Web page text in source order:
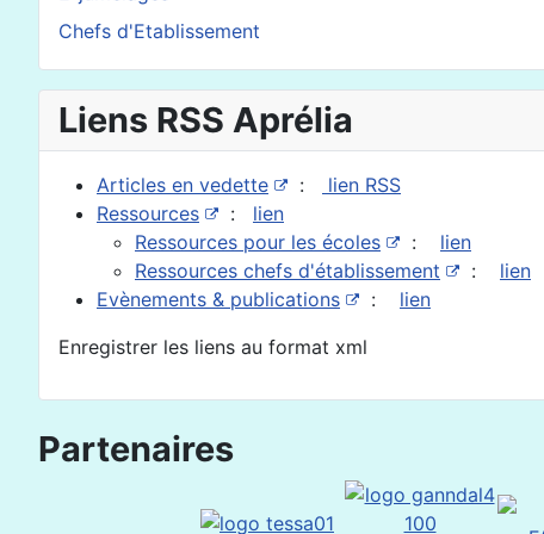
Chefs d'Etablissement
Liens RSS Aprélia
Articles en vedette :
lien RSS
Ressources
: lien
Ressources pour les écoles
: lien
Ressources chefs d'établissement
: lien
Evènements & publications
: lien
Enregistrer les liens au format xml
Partenaires